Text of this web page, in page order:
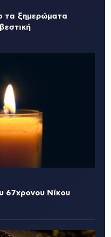
τα ξημερώματα
67χρονου Νίκου